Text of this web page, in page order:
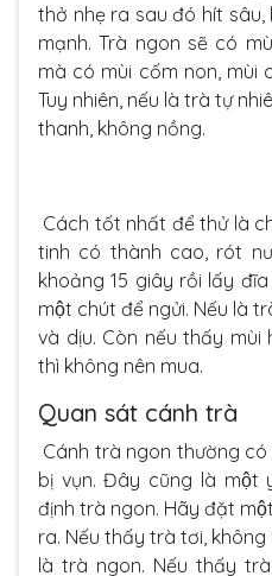
thở nhẹ ra sau đó hít
mạnh. Trà ngon sẽ có
mà có mùi cốm non, mùi
Tuy nhiên, nếu là trà tự
thanh, không nồng.
Cách tốt nhất để thử là
tinh có thành cao, rót
khoảng 15 giây rồi lấy
một chút để ngửi. Nếu là
và dịu. Còn nếu thấy mùi
thì không nên mua.
Quan sát cánh trà
Cánh trà ngon thường
bị vụn. Đây cũng là một
định trà ngon. Hãy đặt
ra. Nếu thấy trà tơi,
là trà ngon. Nếu thấy